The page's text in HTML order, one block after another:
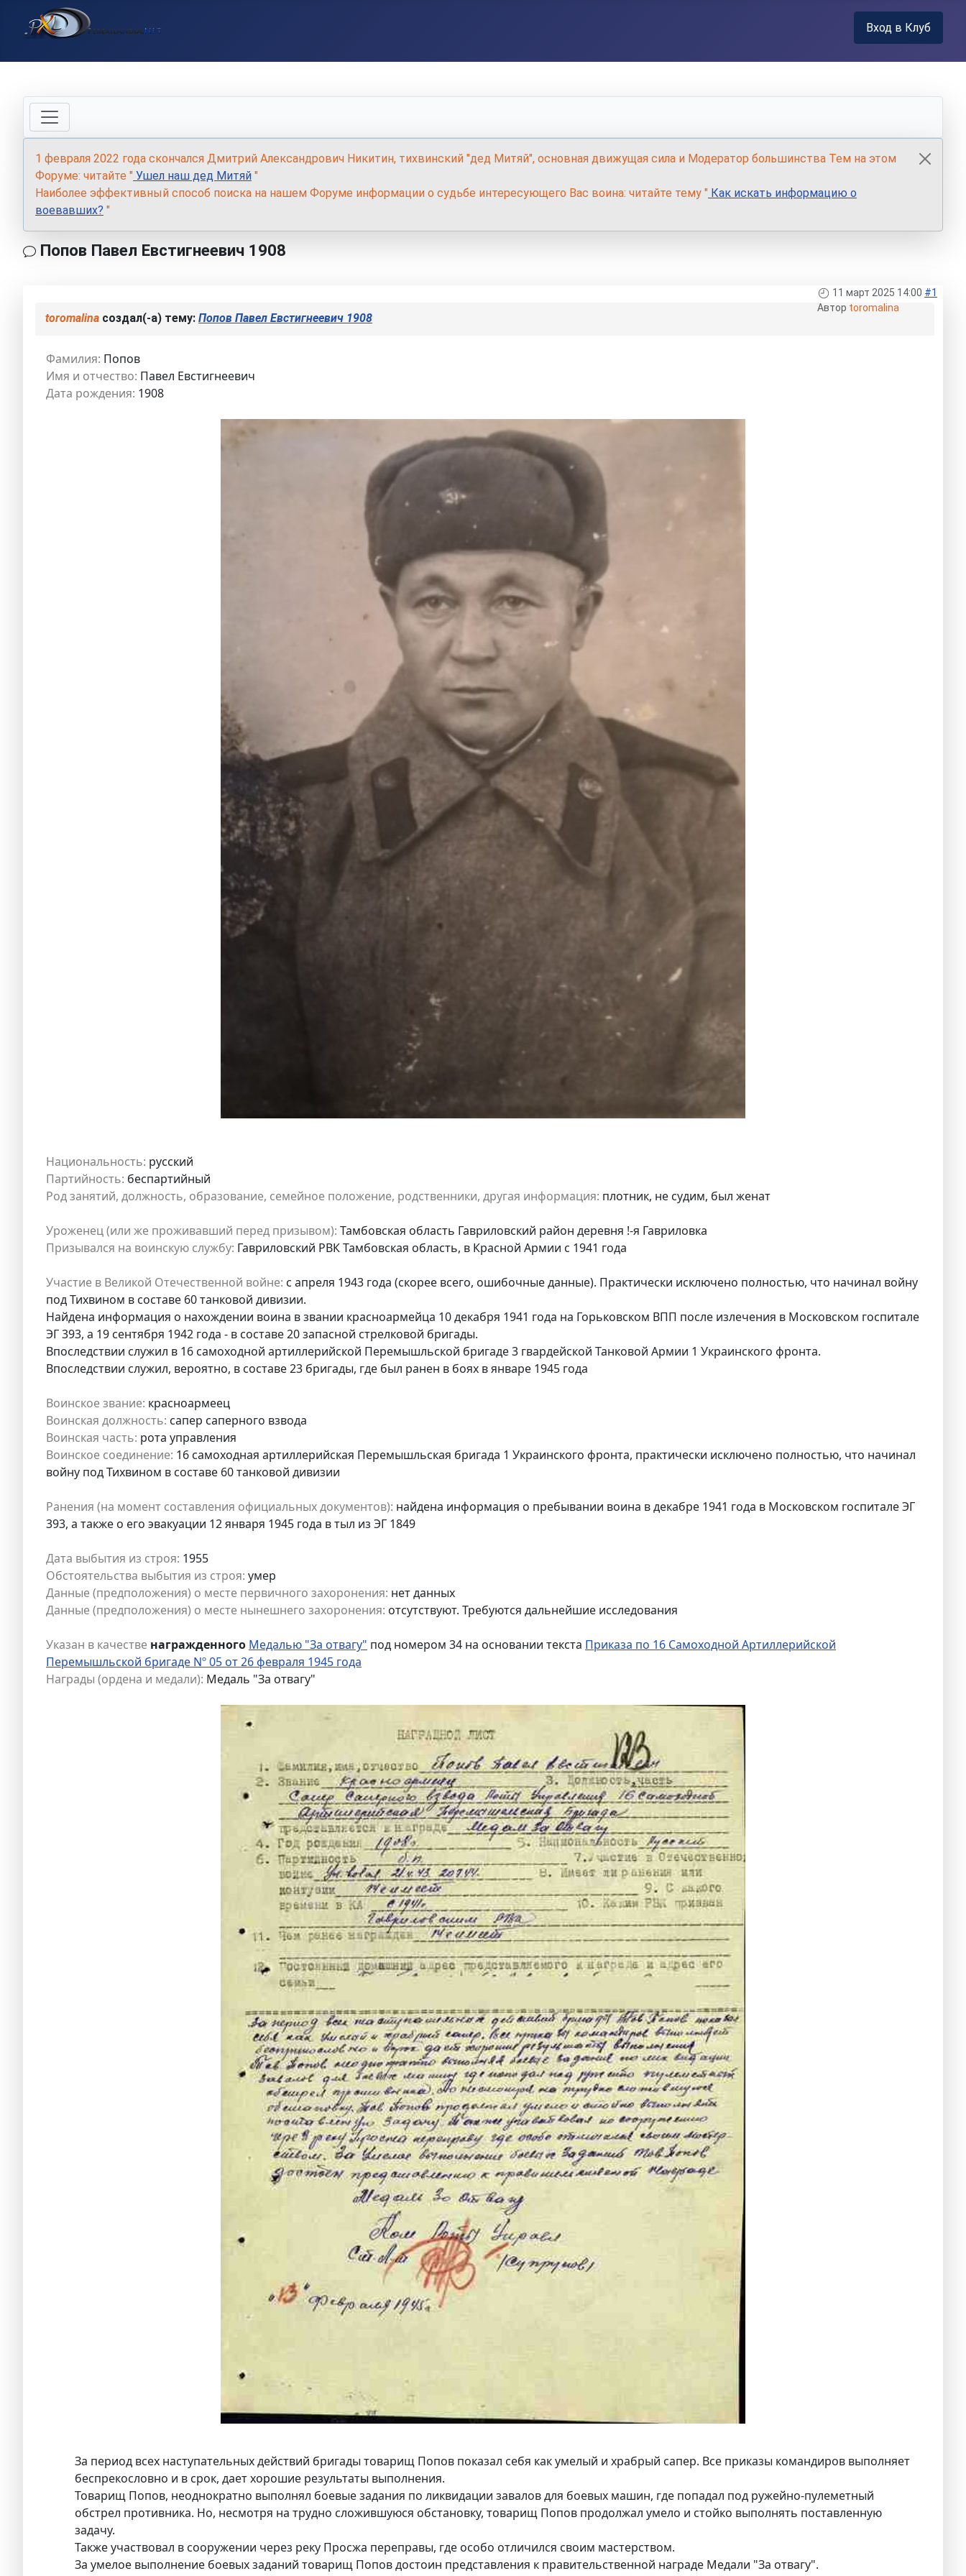
Вход в Клуб
1 февраля 2022 года скончался Дмитрий Александрович Никитин, тихвинский "дед Митяй", основная движущая сила и Модератор большинства Тем на этом
Форуме: читайте " Ушел наш дед Митяй "
Наиболее эффективный способ поиска на нашем Форуме информации о судьбе интересующего Вас воина: читайте тему " Как искать информацию о
воевавших? "
Попов Павел Евстигнеевич 1908
11 март 2025 14:00 #1
Автор toromalina
toromalina создал(-а) тему: Попов Павел Евстигнеевич 1908
Фамилия: Попов
Имя и отчество: Павел Евстигнеевич
Дата рождения: 1908
Национальность: русский
Партийность: беспартийный
Род занятий, должность, образование, семейное положение, родственники, другая информация: плотник, не судим, был женат
Уроженец (или же проживавший перед призывом): Тамбовская область Гавриловский район деревня !-я Гавриловка
Призывался на воинскую службу: Гавриловский РВК Тамбовская область, в Красной Армии с 1941 года
Участие в Великой Отечественной войне: с апреля 1943 года (скорее всего, ошибочные данные). Практически исключено полностью, что начинал войну
под Тихвином в составе 60 танковой дивизии.
Найдена информация о нахождении воина в звании красноармейца 10 декабря 1941 года на Горьковском ВПП после излечения в Московском госпитале
ЭГ 393, а 19 сентября 1942 года - в составе 20 запасной стрелковой бригады.
Впоследствии служил в 16 самоходной артиллерийской Перемышльской бригаде 3 гвардейской Танковой Армии 1 Украинского фронта.
Впоследствии служил, вероятно, в составе 23 бригады, где был ранен в боях в январе 1945 года
Воинское звание: красноармеец
Воинская должность: сапер саперного взвода
Воинская часть: рота управления
Воинское соединение: 16 самоходная артиллерийская Перемышльская бригада 1 Украинского фронта, практически исключено полностью, что начинал
войну под Тихвином в составе 60 танковой дивизии
Ранения (на момент составления официальных документов): найдена информация о пребывании воина в декабре 1941 года в Московском госпитале ЭГ
393, а также о его эвакуации 12 января 1945 года в тыл из ЭГ 1849
Дата выбытия из строя: 1955
Обстоятельства выбытия из строя: умер
Данные (предположения) о месте первичного захоронения: нет данных
Данные (предположения) о месте нынешнего захоронения: отсутствуют. Требуются дальнейшие исследования
Указан в качестве награжденного Медалью "За отвагу" под номером 34 на основании текста Приказа по 16 Самоходной Артиллерийской
Перемышльской бригаде Nº 05 от 26 февраля 1945 года
Награды (ордена и медали): Медаль "За отвагу"
За период всех наступательных действий бригады товарищ Попов показал себя как умелый и храбрый сапер. Все приказы командиров выполняет
беспрекословно и в срок, дает хорошие результаты выполнения.
Товарищ Попов, неоднократно выполнял боевые задания по ликвидации завалов для боевых машин, где попадал под ружейно-пулеметный
обстрел противника. Но, несмотря на трудно сложившуюся обстановку, товарищ Попов продолжал умело и стойко выполнять поставленную
задачу.
Также участвовал в сооружении через реку Просжа переправы, где особо отличился своим мастерством.
За умелое выполнение боевых заданий товарищ Попов достоин представления к правительственной награде Медали "За отвагу".